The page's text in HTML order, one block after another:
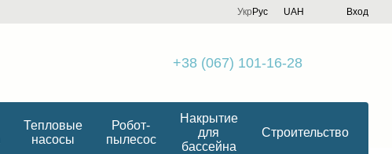
Укр Рус UAH Вход
+38 (067) 101-16-28
Тепловые
насосы
Робот-
пылесос
Накрытие
для
бассейна
Строительство